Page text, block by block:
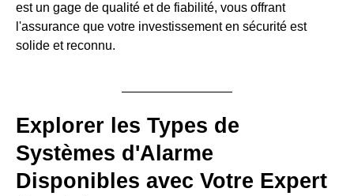
est un gage de qualité et de fiabilité, vous offrant
l'assurance que votre investissement en sécurité est
solide et reconnu.
Explorer les Types de
Systèmes d'Alarme
Disponibles avec Votre Expert